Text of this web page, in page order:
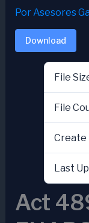
PorAsesores
Download
File
File
Create
Last
Act